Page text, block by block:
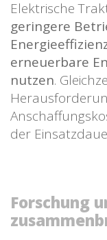
Elektrische
geringere
erneuerbare
nutzen.
der
Forschung